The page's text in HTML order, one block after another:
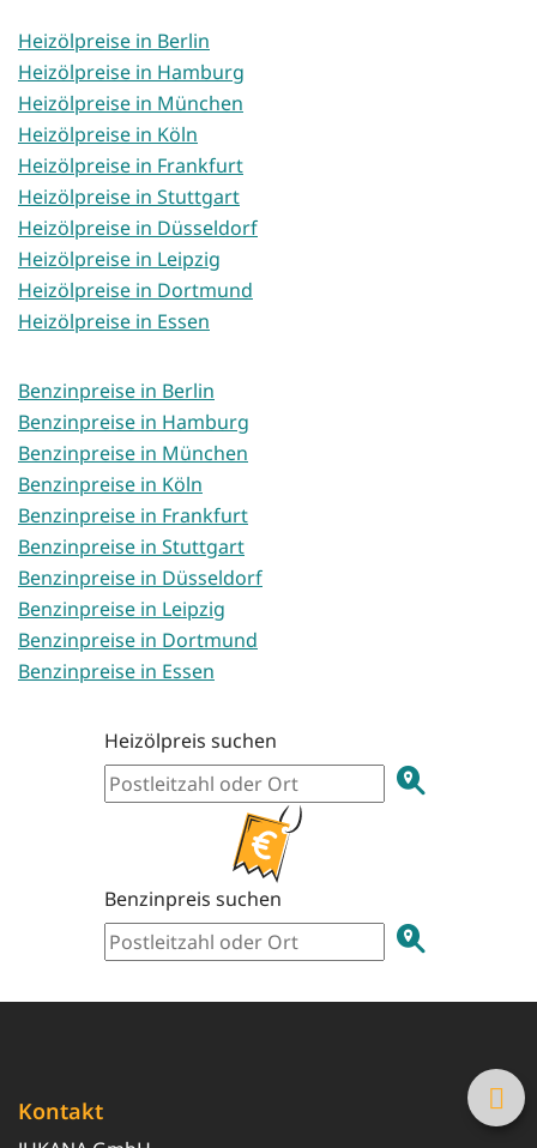
Heizölpreise in Berlin
Heizölpreise in Hamburg
Heizölpreise in München
Heizölpreise in Köln
Heizölpreise in Frankfurt
Heizölpreise in Stuttgart
Heizölpreise in Düsseldorf
Heizölpreise in Leipzig
Heizölpreise in Dortmund
Heizölpreise in Essen
Benzinpreise in Berlin
Benzinpreise in Hamburg
Benzinpreise in München
Benzinpreise in Köln
Benzinpreise in Frankfurt
Benzinpreise in Stuttgart
Benzinpreise in Düsseldorf
Benzinpreise in Leipzig
Benzinpreise in Dortmund
Benzinpreise in Essen
Heizölpreis suchen
Benzinpreis suchen
Kontakt